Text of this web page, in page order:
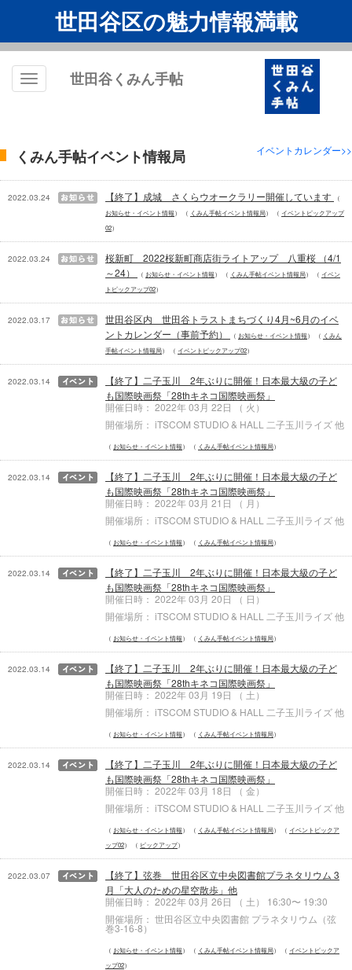
世田谷区の魅力情報満載
Toggle
世田谷くみん手帖
くみん手帖イベント情報局 イベントカレンダー>>
2022.03.24 【終了】成城 さくらウオークラリー開催しています
お知らせ・イベント情報 くみん手帖イベント情報局
イベントピックアップ
02
2022.03.24
桜新町 2022桜新町商店街ライトアップ 八重桜 （4/1
～24）
お知らせ・イベント情報 くみん手帖イベント情報局
イベン
トピックアップ02
2022.03.17
世田谷区内 世田谷トラストまちづくり4月~6月のイベ
ントカレンダー（事前予約）
お知らせ・イベント情報
くみん
手帖イベント情報局
イベントピックアップ02
2022.03.14
【終了】二子玉川 2年ぶりに開催！日本最大級の子ど
も国際映画祭「28thキネコ国際映画祭」
開催日時： 2022年 03月 22日 （ 火）
開催場所： iTSCOM STUDIO & HALL 二子玉川ライズ 他
お知らせ・イベント情報 くみん手帖イベント情報局
2022.03.14
【終了】二子玉川 2年ぶりに開催！日本最大級の子ど
も国際映画祭「28thキネコ国際映画祭」
開催日時： 2022年 03月 21日 （ 月）
開催場所： iTSCOM STUDIO & HALL 二子玉川ライズ 他
お知らせ・イベント情報 くみん手帖イベント情報局
2022.03.14
【終了】二子玉川 2年ぶりに開催！日本最大級の子ど
も国際映画祭「28thキネコ国際映画祭」
開催日時： 2022年 03月 20日 （ 日）
開催場所： iTSCOM STUDIO & HALL 二子玉川ライズ 他
お知らせ・イベント情報 くみん手帖イベント情報局
2022.03.14
【終了】二子玉川 2年ぶりに開催！日本最大級の子ど
も国際映画祭「28thキネコ国際映画祭」
開催日時： 2022年 03月 19日 （ 土）
開催場所： iTSCOM STUDIO & HALL 二子玉川ライズ 他
お知らせ・イベント情報 くみん手帖イベント情報局
2022.03.14
【終了】二子玉川 2年ぶりに開催！日本最大級の子ど
も国際映画祭「28thキネコ国際映画祭」
開催日時： 2022年 03月 18日 （ 金）
開催場所： iTSCOM STUDIO & HALL 二子玉川ライズ 他
お知らせ・イベント情報 くみん手帖イベント情報局
イベントピックア
ップ02
ピックアップ
2022.03.07
【終了】弦巻 世田谷区立中央図書館プラネタリウム 3
月「大人のための星空散歩」他
開催日時： 2022年 03月 26日 （ 土） 16:30〜 19:30
開催場所： 世田谷区立中央図書館 プラネタリウム（弦
巻3-16-8）
お知らせ・イベント情報 くみん手帖イベント情報局
イベントピックア
ップ02